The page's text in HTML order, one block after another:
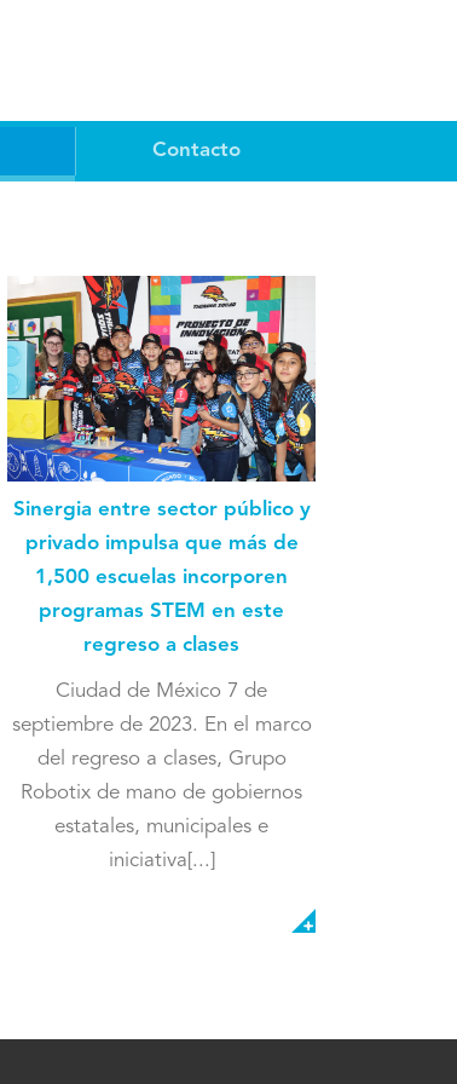
Contacto
Sinergia entre sector público y
privado impulsa que más de
1,500 escuelas incorporen
programas STEM en este
regreso a clases
Ciudad de México 7 de
septiembre de 2023. En el marco
del regreso a clases, Grupo
Robotix de mano de gobiernos
estatales, municipales e
iniciativa[...]